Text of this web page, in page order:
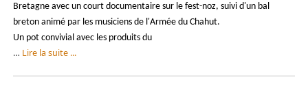
Bretagne avec un court documentaire sur le fest-noz, suivi d'un bal
breton animé par les musiciens de l'Armée du Chahut.
Un pot convivial avec les produits du
… Lire la suite ...